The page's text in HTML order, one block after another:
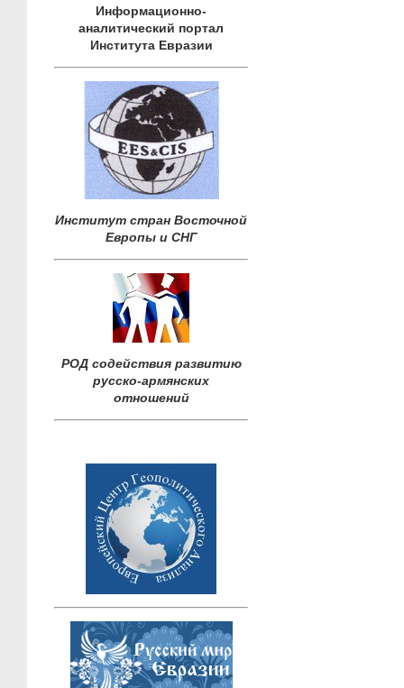
Информационно-
аналитический портал
Института Евразии
Институт стран Восточной
Европы и СНГ
РОД содействия развитию
русско-армянских
отношений